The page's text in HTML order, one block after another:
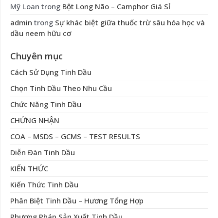
Mỹ Loan trong Bột Long Não – Camphor Giá Sỉ
admin trong Sự khác biệt giữa thuốc trừ sâu hóa học và
dầu neem hữu cơ
Chuyên mục
Cách Sử Dụng Tinh Dầu
Chọn Tinh Dầu Theo Nhu Cầu
Chức Năng Tinh Dầu
CHỨNG NHẬN
COA – MSDS – GCMS – TEST RESULTS
Diễn Đàn Tinh Dầu
KIẾN THỨC
Kiến Thức Tinh Dầu
Phân Biệt Tinh Dầu – Hương Tổng Hợp